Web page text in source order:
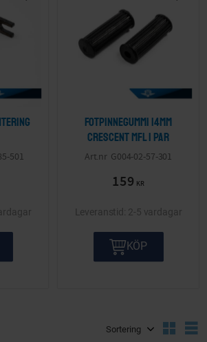
501
Fotpinnegummi 14mm
Crescent mfl 1 par
G004-02-57-301
159 KR
2-5 vardagar
KÖP